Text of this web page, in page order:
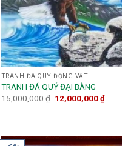
TRANH ĐÁ QUÝ ĐỘNG VẬT
TRANH ĐÁ QUÝ ĐẠI BÀNG
15,000,000₫ 12,000,000₫